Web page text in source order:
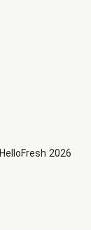
HelloFresh 2026